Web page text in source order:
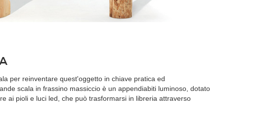
per reinventare quest'oggetto in chiave pratica ed
scala in frassino massiccio è un appendiabiti luminoso, dotato
ai pioli e luci led, che può trasformarsi in libreria attraverso